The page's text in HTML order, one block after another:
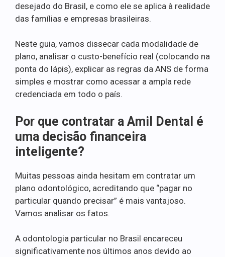
desejado do Brasil, e como ele se aplica à realidade
das famílias e empresas brasileiras.
Neste guia, vamos dissecar cada modalidade de
plano, analisar o custo-benefício real (colocando na
ponta do lápis), explicar as regras da ANS de forma
simples e mostrar como acessar a ampla rede
credenciada em todo o país.
Por que contratar a Amil Dental é
uma decisão financeira
inteligente?
Muitas pessoas ainda hesitam em contratar um
plano odontológico, acreditando que “pagar no
particular quando precisar” é mais vantajoso.
Vamos analisar os fatos.
A odontologia particular no Brasil encareceu
significativamente nos últimos anos devido ao